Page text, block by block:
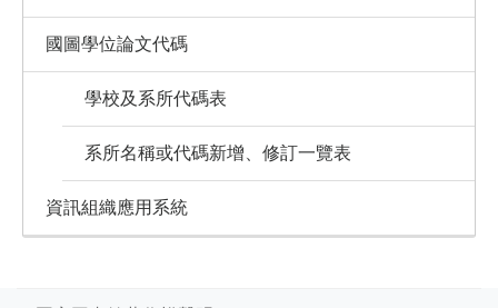
國圖學位論文代碼
學校及系所代碼表
系所名稱或代碼新增、修訂一覽表
資訊組織應用系統